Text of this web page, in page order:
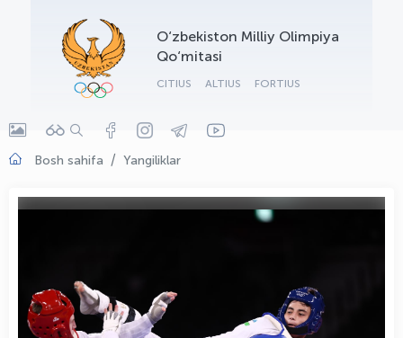
O‘zbekiston Milliy Olimpiya
Qo‘mitasi
CITIUS ALTIUS FORTIUS
Bosh sahifa Yangiliklar
OLYMPCHIK AI - yordamchi
Onlayn · olympic.uz